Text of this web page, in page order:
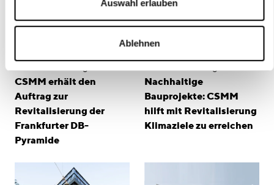
Auswahl erlauben
Ablehnen
CSMM erhält den
Auftrag zur
Revitalisierung der
Frankfurter DB-
Pyramide
Nachhaltige
Bauprojekte: CSMM
hilft mit Revitalisierung
Klimaziele zu erreichen